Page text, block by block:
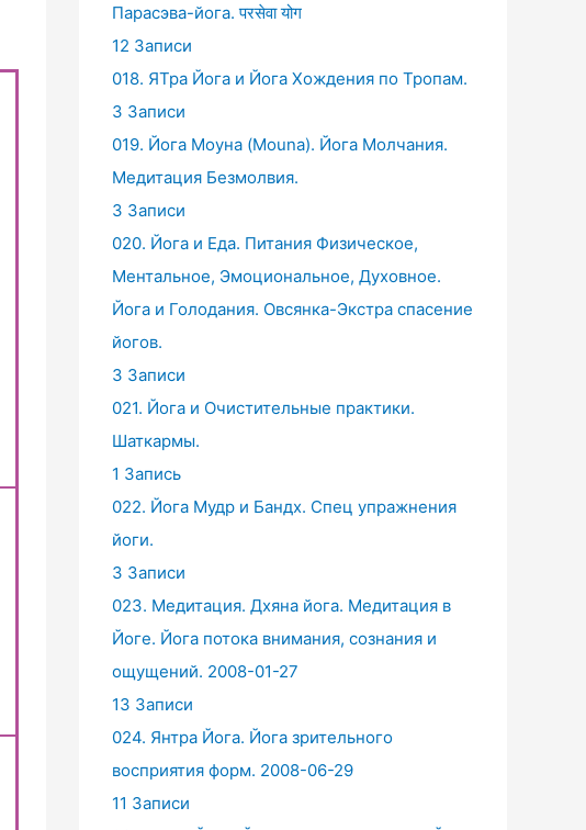
Парасэва-йога. परसेवा योग
12 Записи
018. ЯТра Йога и Йога Хождения по Тропам.
3 Записи
019. Йога Моуна (Mouna). Йога Молчания.
Медитация Безмолвия.
3 Записи
020. Йога и Еда. Питания Физическое,
Ментальное, Эмоциональное, Духовное.
Йога и Голодания. Овсянка-Экстра спасение
йогов.
3 Записи
021. Йога и Очистительные практики.
Шаткармы.
1 Запись
022. Йога Мудр и Бандх. Спец упражнения
йоги.
3 Записи
023. Медитация. Дхяна йога. Медитация в
Йоге. Йога потока внимания, сознания и
ощущений. 2008-01-27
13 Записи
024. Янтра Йога. Йога зрительного
восприятия форм. 2008-06-29
11 Записи